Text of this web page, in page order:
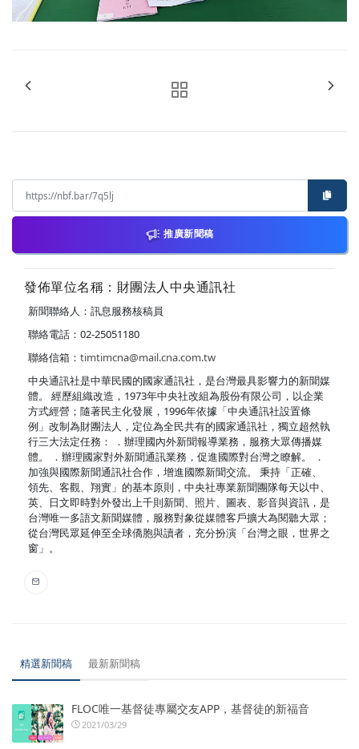
推廣新聞稿
發佈單位名稱：財團法人中央通訊社
新聞聯絡人：訊息服務核稿員
聯絡電話：02-25051180
聯絡信箱： timtimcna@mail.cna.com.tw
中央通訊社是中華民國的國家通訊社，是台灣最具影響力的新聞媒
體。 經歷組織改造，1973年中央社改組為股份有限公司，以企業
方式經營；隨著民主化發展，1996年依據「中央通訊社設置條
例」改制為財團法人，定位為全民共有的國家通訊社，獨立超然執
行三大法定任務： ．辦理國內外新聞報導業務，服務大眾傳播媒
體。 ．辦理國家對外新聞通訊業務，促進國際對台灣之瞭解。 ．
加強與國際新聞通訊社合作，增進國際新聞交流。 秉持「正確、
領先、客觀、翔實」的基本原則，中央社專業新聞團隊每天以中、
英、日文即時對外發出上千則新聞、照片、圖表、影音與資訊，是
台灣唯一多語文新聞媒體，服務對象從媒體客戶擴大為閱聽大眾；
從台灣民眾延伸至全球僑胞與讀者，充分扮演「台灣之眼，世界之
窗」。
精選新聞稿 最新新聞稿
FLOC唯一基督徒專屬交友APP，基督徒的新福音
2021/03/29